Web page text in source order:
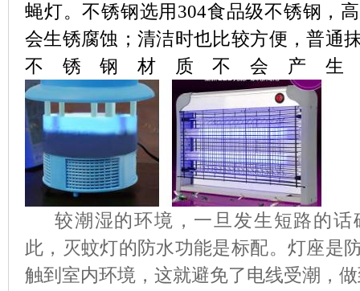
蝇灯。不锈钢选用304食品级不锈钢，
会生锈腐蚀；清洁时也比较方便，普通
不锈钢材质不会产生
较潮湿的环境，一旦发生短路的
此，灭蚊灯的防水功能是标配。灯座是
触到室内环境，这就避免了电线受潮，